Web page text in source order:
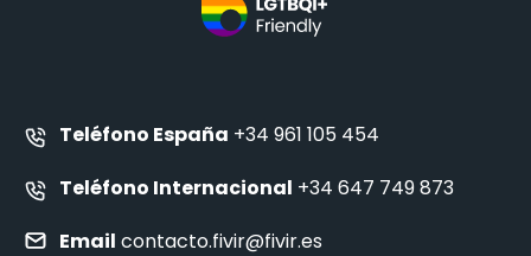
Teléfono España +34 961 105 454
Teléfono Internacional +34 647 749 873
Email contacto.fivir@fivir.es